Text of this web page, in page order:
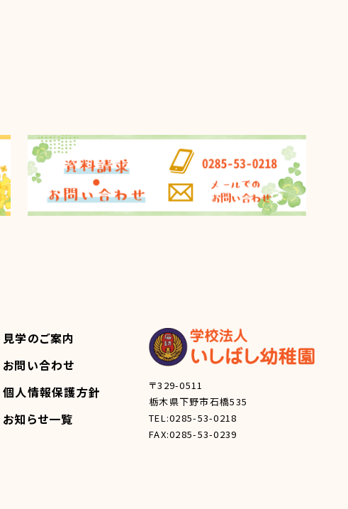
見学のご案内
お問い合わせ
個人情報保護方針
お知らせ一覧
〒329-0511
栃木県下野市石橋535
TEL:0285-53-0218
FAX:0285-53-0239